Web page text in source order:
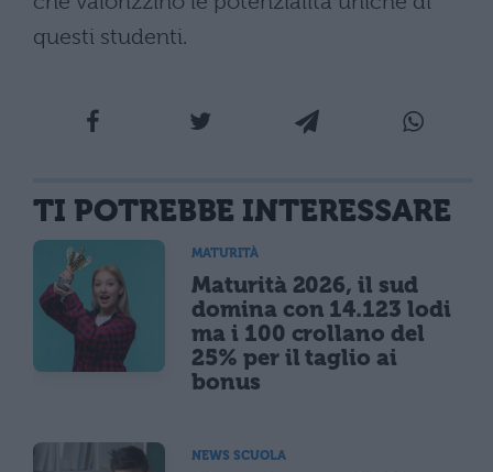
questi studenti.
TI POTREBBE INTERESSARE
MATURITÀ
Maturità 2026, il sud
domina con 14.123 lodi
ma i 100 crollano del
25% per il taglio ai
bonus
NEWS SCUOLA